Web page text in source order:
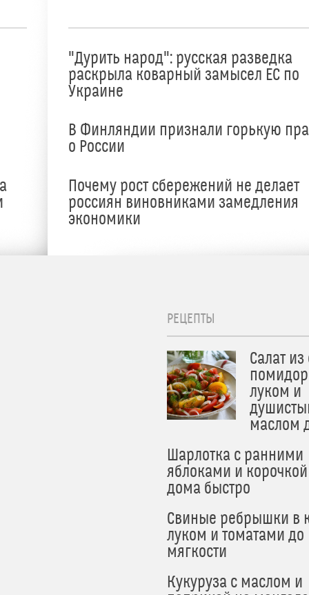
"Дурить народ": русская разведка
раскрыла коварный замысел ЕС по
Украине
В Финляндии признали горькую
о России
Почему рост сбережений не делает
россиян виновниками замедления
экономики
РЕЦЕПТЫ
Салат
луком и
маслом
Шарлотка с ранними
яблоками и
дома быстро
Свиные ребрышки в
луком и томатами до
мягкости
Кукуруза с маслом и